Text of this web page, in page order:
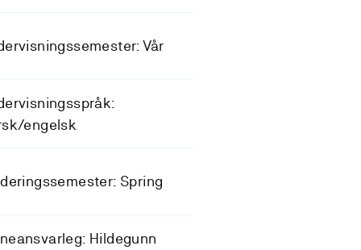
Vår
engelsk
Spring
Hildegunn